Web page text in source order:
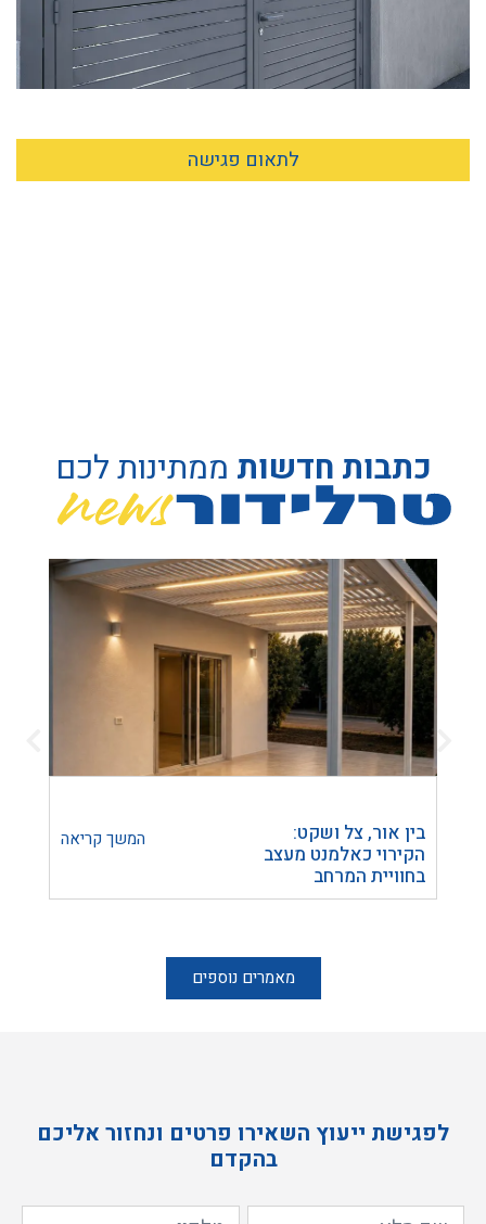
לתאום פגישה
כתבות חדשות ממתינות לכם
בין אור, צל ושקט:
הקירוי כאלמנט מעצב
בחוויית המרחב
המשך קריאה
מאמרים נוספים
לפגישת ייעוץ השאירו פרטים ונחזור אליכם
בהקדם